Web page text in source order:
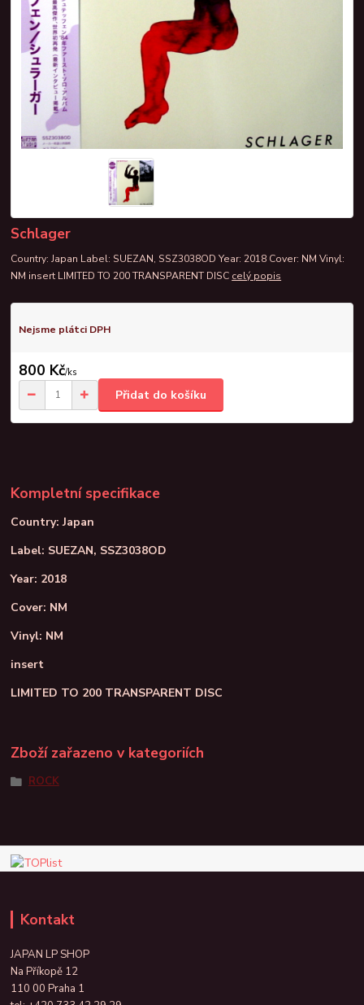
Schlager
Country: Japan Label: SUEZAN, SSZ3038OD Year: 2018 Cover: NM Vinyl:
NM insert LIMITED TO 200 TRANSPARENT DISC celý popis
Nejsme plátci DPH
800 Kč/ks
Přidat do košíku
Kompletní specifikace
Country: Japan
Label: SUEZAN, SSZ3038OD
Year: 2018
Cover: NM
Vinyl: NM
insert
LIMITED TO 200 TRANSPARENT DISC
Zboží zařazeno v kategoriích
ROCK
Kontakt
JAPAN LP SHOP
Na Příkopě 12
110 00 Praha 1